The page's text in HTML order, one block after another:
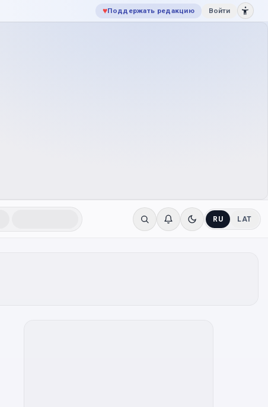
♥Поддержать редакцию Войти
RU LAT